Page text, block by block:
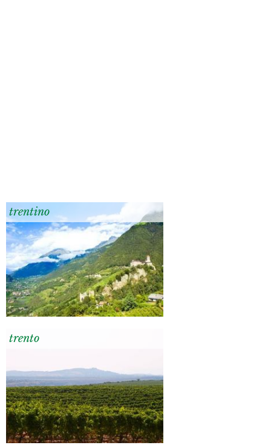
trentino
trento